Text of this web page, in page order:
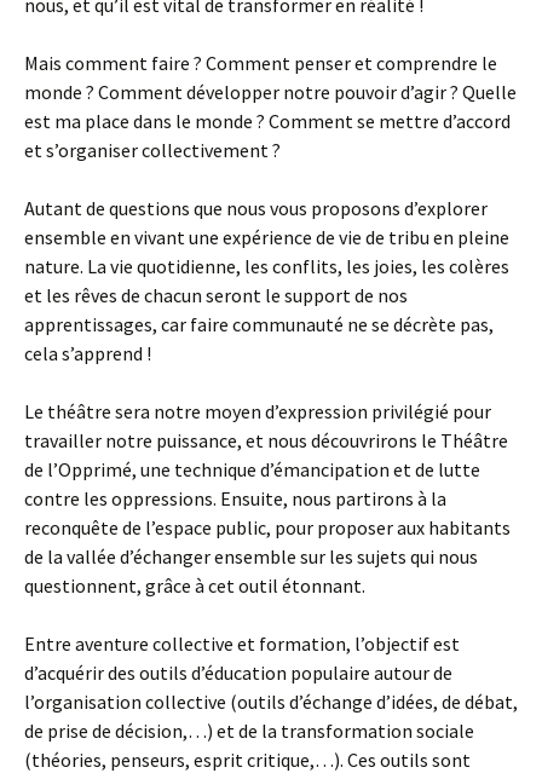
nous, et qu’il est vital de transformer en réalité !
Mais comment faire ? Comment penser et comprendre le
monde ? Comment développer notre pouvoir d’agir ? Quelle
est ma place dans le monde ? Comment se mettre d’accord
et s’organiser collectivement ?
Autant de questions que nous vous proposons d’explorer
ensemble en vivant une expérience de vie de tribu en pleine
nature. La vie quotidienne, les conflits, les joies, les colères
et les rêves de chacun seront le support de nos
apprentissages, car faire communauté ne se décrète pas,
cela s’apprend !
Le théâtre sera notre moyen d’expression privilégié pour
travailler notre puissance, et nous découvrirons le Théâtre
de l’Opprimé, une technique d’émancipation et de lutte
contre les oppressions. Ensuite, nous partirons à la
reconquête de l’espace public, pour proposer aux habitants
de la vallée d’échanger ensemble sur les sujets qui nous
questionnent, grâce à cet outil étonnant.
Entre aventure collective et formation, l’objectif est
d’acquérir des outils d’éducation populaire autour de
l’organisation collective (outils d’échange d’idées, de débat,
de prise de décision,…) et de la transformation sociale
(théories, penseurs, esprit critique,…). Ces outils sont